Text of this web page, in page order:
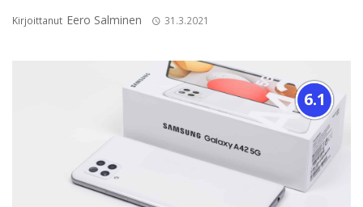
Kirjoittanut Eero Salminen 31.3.2021
6.1